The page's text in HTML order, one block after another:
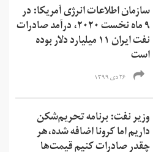
سازمان اطلاعات انرژی آمریکا: در
۹ ماه نخست ۲۰۲۰، درآمد صادرات
نفت ایران ۱۱ میلیارد دلار بوده
است
۲۶ دی ۱۳۹۹
وزیر نفت: برنامه‌ تحریم‌شکن
داریم اما کرونا اضافه شده،هر